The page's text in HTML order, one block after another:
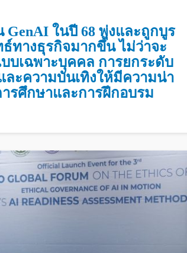
GenAI ในปี 68 พุ่งและถูกบูร
ธ์ทางธุรกิจมากขึ้นไม่ว่าจะ
บเฉพาะบุคคล การยกระดับ
ะความบันเทิงให้มีความน่า
รศึกษาและการฝึกอบรม